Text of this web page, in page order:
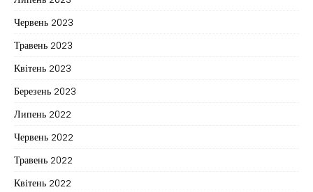
Червень 2023
Травень 2023
Квітень 2023
Березень 2023
Липень 2022
Червень 2022
Травень 2022
Квітень 2022